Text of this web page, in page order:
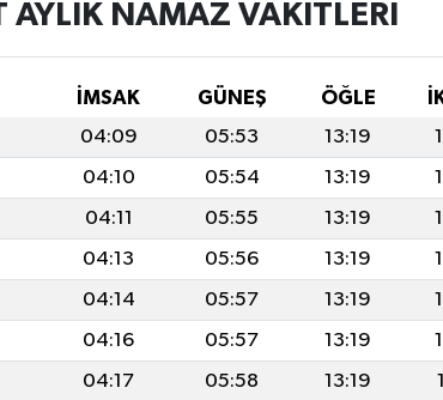
AYLIK NAMAZ VAKITLERI
İMSAK GÜNEŞ ÖĞLE
04:09 05:53 13:19
04:10 05:54 13:19
04:11 05:55 13:19
04:13 05:56 13:19
04:14 05:57 13:19
04:16 05:57 13:19
04:17 05:58 13:19